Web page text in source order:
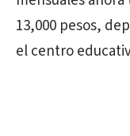
13,000 pesos,
el centro